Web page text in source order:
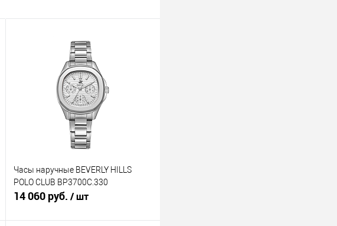
Часы наручные BEVERLY HILLS
POLO CLUB BP3700C.330
14 060 руб. / шт